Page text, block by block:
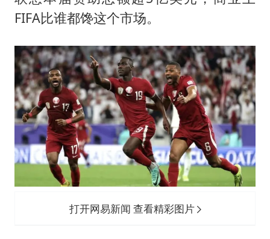
FIFA比谁都馋这个市场。
打开网易新闻 查看精彩图片